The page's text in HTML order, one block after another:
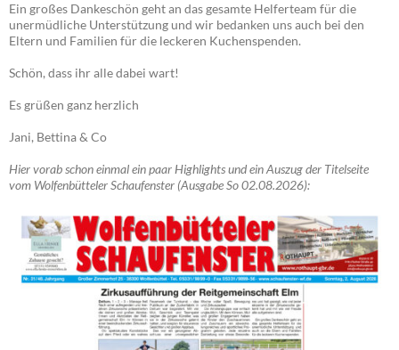
Ein großes Dankeschön geht an das gesamte Helferteam für die
unermüdliche Unterstützung und wir bedanken uns auch bei den
Eltern und Familien für die leckeren Kuchenspenden.
Schön, dass ihr alle dabei wart!
Es grüßen ganz herzlich
Jani, Bettina & Co
Hier vorab schon einmal ein paar Highlights und ein Auszug der Titelseite
vom Wolfenbütteler Schaufenster (Ausgabe So 02.08.2026):